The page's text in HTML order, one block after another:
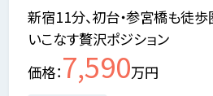
新宿11分、初台・参宮橋も徒
いこなす贅沢ポジション
価格 7,590万円